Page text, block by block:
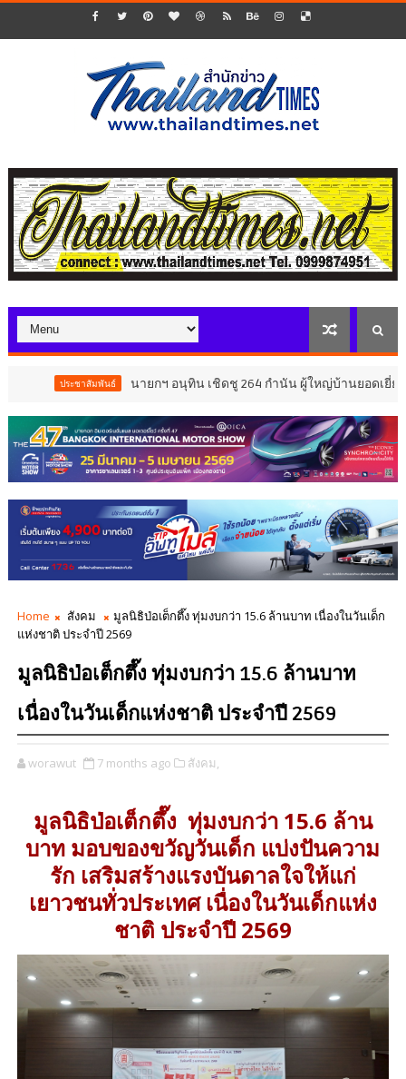
นายกฯ อนุทิน เชิดชู 264 กำนัน ผู้ใหญ่บ้านยอดเยี่ยม มอบแหนบท
Home สังคม
มูลนิธิป่อเต็กตึ๊ง ทุ่มงบกว่า 15.6 ล้านบาท เนื่องในวันเด็ก
แห่งชาติ ประจำปี 2569
มูลนิธิป่อเต็กตึ๊ง ทุ่มงบกว่า 15.6 ล้านบาท
เนื่องในวันเด็กแห่งชาติ ประจำปี 2569
worawut 7 months ago สังคม,
มูลนิธิป่อเต็กตึ๊ง ทุ่มงบกว่า 15.6 ล้าน
บาท มอบของขวัญวันเด็ก แบ่งปันความ
รัก เสริมสร้างแรงบันดาลใจให้แก่
เยาวชนทั่วประเทศ เนื่องในวันเด็กแห่ง
ชาติ ประจำปี 2569